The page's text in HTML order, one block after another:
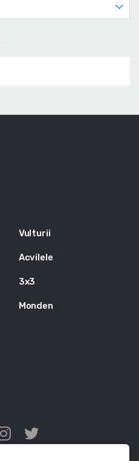
Vulturii
Acvilele
3x3
Monden